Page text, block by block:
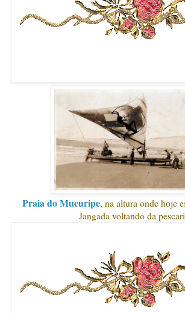
Praia do Mucuripe, na altura onde hoje
Jangada voltando da